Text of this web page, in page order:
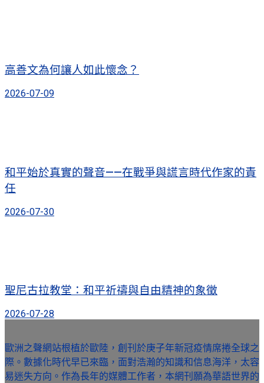
高善文為何讓人如此懷念？
2026-07-09
和平始於真實的聲音——在戰爭與謊言時代作家的責
任
2026-07-30
聖尼古拉教堂：和平祈禱與自由精神的象徵
2026-07-28
歐洲之聲網站根植於歐陸，創刊於庚子年新冠疫情席捲全球之
際。數據化時代早已來臨，面對浩瀚的知識和信息海洋，太容
易迷失方向。作為長年的媒體工作者，本網刊願為華語世界的